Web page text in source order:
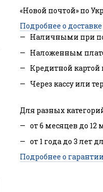
«Новой почтой» по
Подробнее о доставке
Наличными при
Наложенным
Кредитной картой
Через кассу или
Для разных
от 6 месяцев до 12
от 1 года до 3 лет
Подробнее о